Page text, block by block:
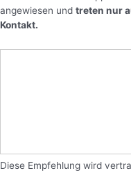
angewiesen und treten nur
Kontakt.
Diese Empfehlung wird